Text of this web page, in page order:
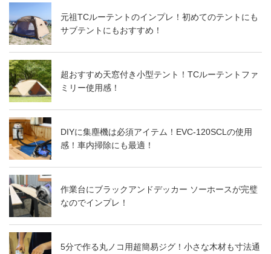
元祖TCルーテントのインプレ！初めてのテントにも
サブテントにもおすすめ！
超おすすめ天窓付き小型テント！TCルーテントファ
ミリー使用感！
DIYに集塵機は必須アイテム！EVC-120SCLの使用
感！車内掃除にも最適！
作業台にブラックアンドデッカー ソーホースが完璧
なのでインプレ！
5分で作る丸ノコ用超簡易ジグ！小さな木材も寸法通